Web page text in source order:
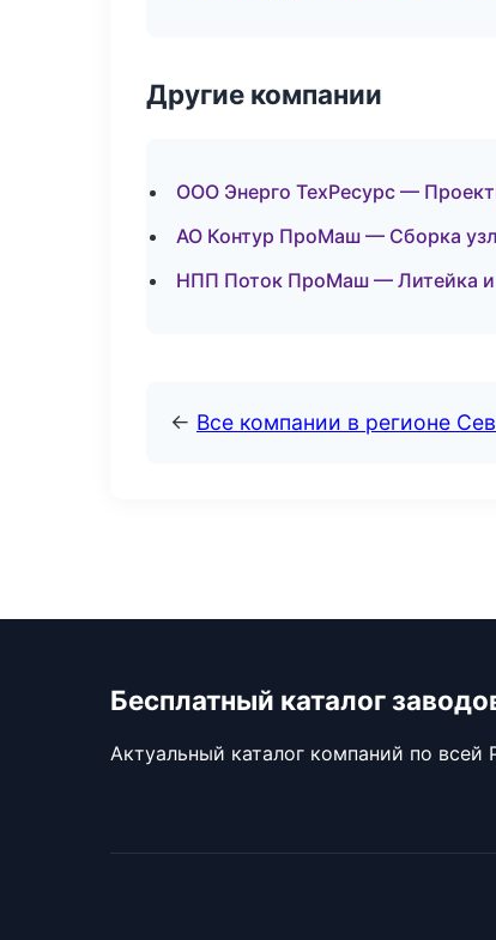
Другие компании
ООО Энерго ТехРесурс —
АО Контур ПроМаш — Сборка
НПП Поток ПроМаш — Литейка и
← Все компании в регионе
Бесплатный каталог
Актуальный каталог компаний по всей